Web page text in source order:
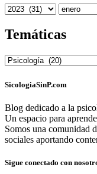
Temáticas
SicologiaSinP.com
Blog dedicado a la
Un espacio para
Somos una comunidad
sociales aportando
Sigue conectado con